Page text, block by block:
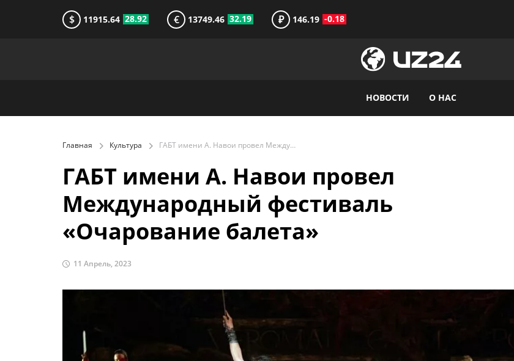
$ 11915.64 28.92 € 13749.46 32.19 ₽ 146.19 -0.18
НОВОСТИ О НАС
Главная Культура ГАБТ имени А. Навои провел Международный фестиваль «Очарование балета»
ГАБТ имени А. Навои провел
Международный фестиваль
«Очарование балета»
11 Апрель, 2023